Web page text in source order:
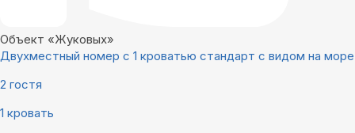
Объект «Жуковых»
Двухместный номер с 1 кроватью стандарт с видом на море
2 гостя
1 кровать